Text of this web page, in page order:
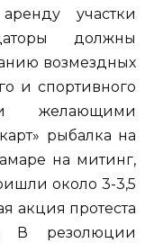
участки
должны
возмездных
и спортивного
желающими
рыбалка на
на митинг,
около 3-3,5
акция протеста
В резолюции